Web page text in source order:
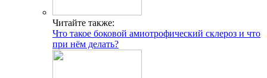
Читайте также:
Что такое боковой амиотрофический склероз и что
при нём делать?